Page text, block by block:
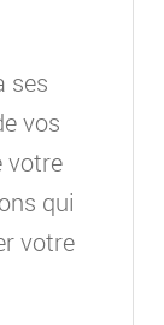
ses
vos
votre
qui
votre